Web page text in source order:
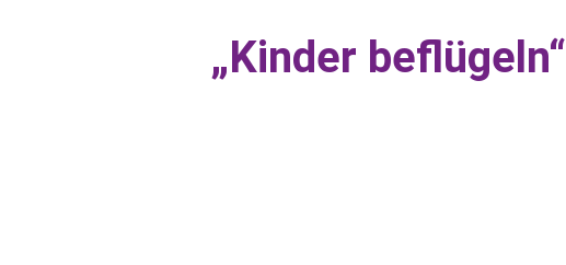
„Kinder beflügeln“